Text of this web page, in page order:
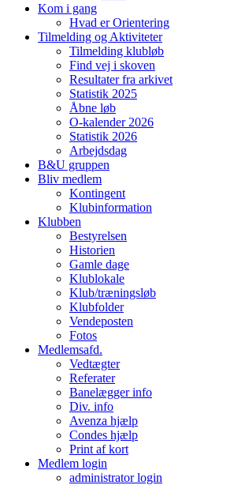
Kom i gang
Hvad er Orientering
Tilmelding og Aktiviteter
Tilmelding klubløb
Find vej i skoven
Resultater fra arkivet
Statistik 2025
Åbne løb
O-kalender 2026
Statistik 2026
Arbejdsdag
B&U gruppen
Bliv medlem
Kontingent
Klubinformation
Klubben
Bestyrelsen
Historien
Gamle dage
Klublokale
Klub/træningsløb
Klubfolder
Vendeposten
Fotos
Medlemsafd.
Vedtægter
Referater
Banelægger info
Div. info
Avenza hjælp
Condes hjælp
Print af kort
Medlem login
administrator login